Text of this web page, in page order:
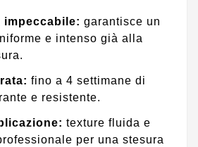
impeccabile: garantisce un
e intenso già alla
fino a 4 settimane di
e resistente.
texture fluida e
per una stesura